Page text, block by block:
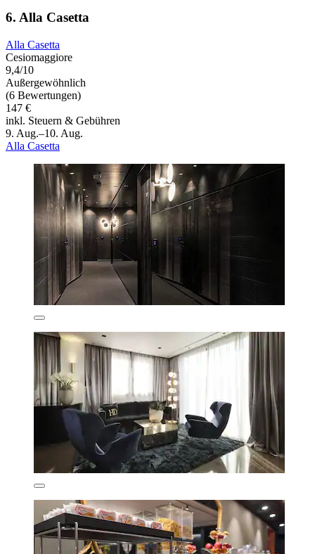
6. Alla Casetta
Alla Casetta
Cesiomaggiore
9,4/10
Außergewöhnlich
(6 Bewertungen)
147 €
inkl. Steuern & Gebühren
9. Aug.–10. Aug.
Alla Casetta